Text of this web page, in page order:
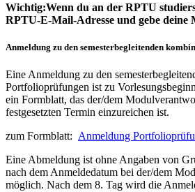
Wichtig:Wenn du an der RPTU
RPTU-E-Mail-Adresse und gebe deine
Anmeldung zu den semesterbegleitenden
Eine Anmeldung zu den
Portfolioprüfungen ist zu
ein Formblatt, das der/dem
festgesetzten Termin einzureichen ist.
zum Formblatt: Anmeldung
Eine Abmeldung ist ohne Angaben von
nach dem Anmeldedatum bei der/dem
möglich. Nach dem 8. Tag wird die